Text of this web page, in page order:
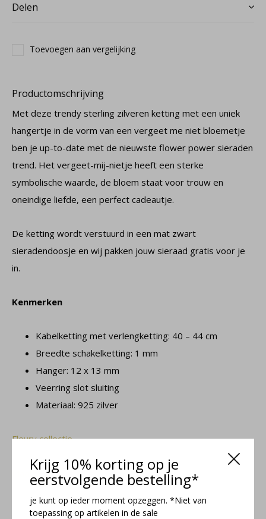
Krijg 10% korting op je
eerstvolgende bestelling*
je kunt op ieder moment opzeggen. *Niet van
toepassing op artikelen in de sale
Delen
Toevoegen aan vergelijking
Productomschrijving
Met deze trendy sterling zilveren ketting met een uniek
hangertje in de vorm van een vergeet me niet bloemetje
ben je up-to-date met de nieuwste flower power sieraden
trend. Het vergeet-mij-nietje heeft een sterke
symbolische waarde, de bloem staat voor trouw en
oneindige liefde, een perfect cadeautje.
De ketting wordt verstuurd in een mat zwart
sieradendoosje en wij pakken jouw sieraad gratis voor je
in.
Kenmerken
Kabelketting met verlengketting: 40 – 44 cm
Breedte schakelketting: 1 mm
Hanger: 12 x 13 mm
Veerring slot sluiting
Materiaal: 925 zilver
Fleury collectie
Maattabel